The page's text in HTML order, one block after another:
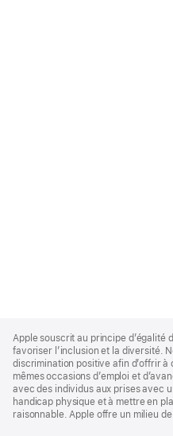
Footer
Apple souscrit au principe d’égalité
favoriser l’inclusion et la diversité.
discrimination positive afin d’offrir
mêmes occasions d’emploi et
avec des individus aux prises avec
handicap physique et à mettre en
raisonnable. Apple offre un milieu